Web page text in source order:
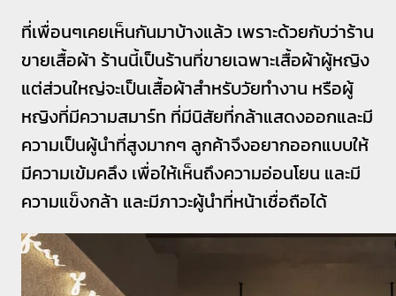
ที่เพื่อนๆเคยเห็นกันมาบ้างแล้ว เพราะด้วยกับว่าร้าน
ขายเสื้อผ้า ร้านนี้เป็นร้านที่ขายเฉพาะเสื้อผ้าผู้หญิง
แต่ส่วนใหญ่จะเป็นเสื้อผ้าสำหรับวัยทำงาน หรือผู้
หญิงที่มีความสมาร์ท ที่มีนิสัยที่กล้าแสดงออกและมี
ความเป็นผู้นำที่สูงมากๆ ลูกค้าจึงอยากออกแบบให้
มีความเข้มคลึง เพื่อให้เห็นถึงความอ่อนโยน และมี
ความแข็งกล้า และมีภาวะผู้นำที่หน้าเชื่อถือได้